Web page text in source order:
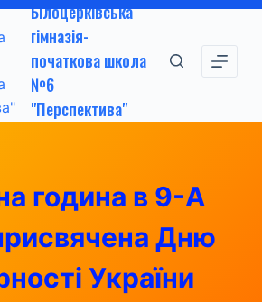
Білоцерківська
гімназія-
початкова школа
№6
"Перспектива"
година в 9-А
Дню
України